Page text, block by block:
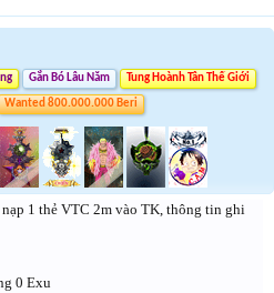
Gắn Bó Lâu Năm Tung Hoành Tân Thế Giới
Wanted 800.000.000 Beri
1 thẻ VTC 2m vào TK, thông tin ghi
0 Exu